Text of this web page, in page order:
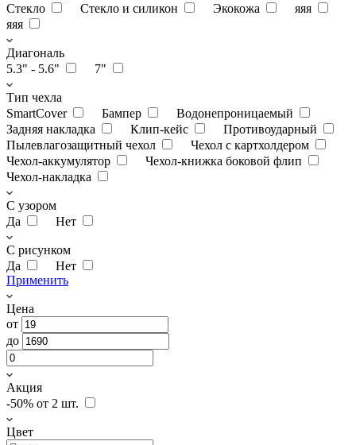
Стекло
Стекло и силикон Экокожа
яяя
яяя
Диагональ
5.3" - 5.6"
7"
Тип чехла
SmartCover
Бампер
Водонепроницаемый
Задняя накладка
Клип-кейс
Противоударный
Пылевлагозащитный чехол
Чехол с картхолдером
Чехол-аккумулятор
Чехол-книжка боковой флип
Чехол-накладка
С узором
Да
Нет
С рисунком
Да
Нет
Применить
Цена
от
до
Акция
-50% от 2 шт.
Цвет